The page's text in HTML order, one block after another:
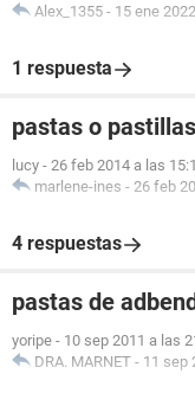
Alex_1355 - 15 ene
1 respuesta
pastas o pastillas
lucy - 26 feb 2014 a las
marlene-ines - 26 feb
4 respuestas
pastas de
yoripe - 10 sep 2011 a las
DRA. MARNET - 11 sep